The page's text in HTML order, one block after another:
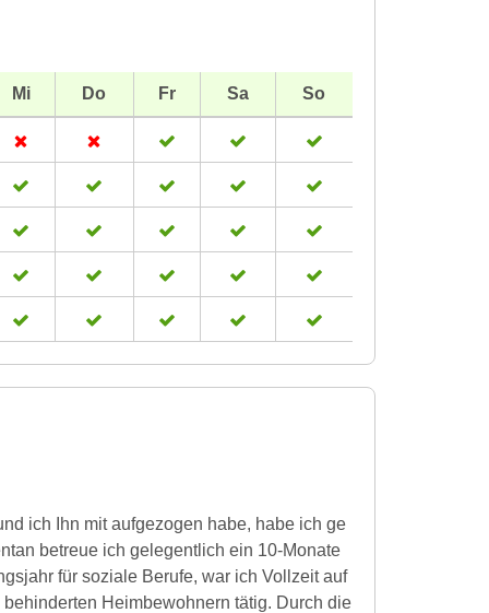
Mi Do Fr Sa So
ich Ihn mit aufgezogen habe, habe ich ge
betreue ich gelegentlich ein 10-Monate
für soziale Berufe, war ich Vollzeit auf
Heimbewohnern tätig. Durch die